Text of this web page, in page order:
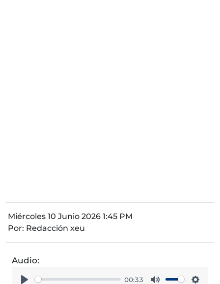
Miércoles 10 Junio 2026 1:45 PM
Por: Redacción xeu
Audio:
00:33